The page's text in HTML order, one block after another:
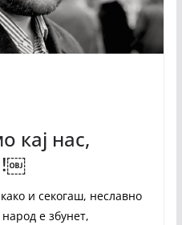
кај нас,
и секогаш, неславно
е збунет,